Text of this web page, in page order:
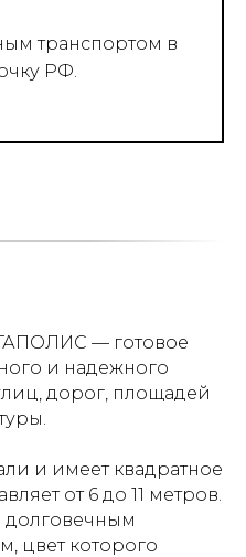
транспортом в
РФ.
— готовое
и надежного
дорог, площадей
и имеет квадратное
от 6 до 11 метров.
долговечным
цвет которого